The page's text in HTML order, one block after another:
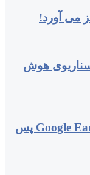
می‌ آورد!
هوش
غیر فعال شد: قابلیت جنجالی Google Earth پس